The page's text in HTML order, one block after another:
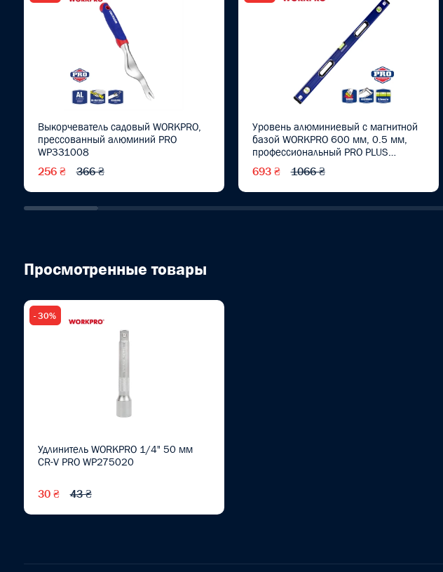
Выкорчеватель садовый WORKPRO,
прессованный алюминий PRO
WP331008
256 ₴ 366 ₴
Уровень алюминиевый с магнитной
базой WORKPRO 600 мм, 0.5 мм,
профессиональный PRO PLUS
693 ₴ 1066 ₴
Просмотренные товары
- 30%
Удлинитель WORKPRO 1/4" 50 мм
CR-V PRO WP275020
30 ₴ 43 ₴